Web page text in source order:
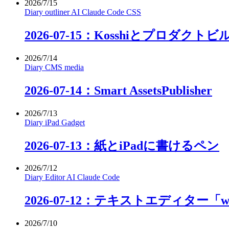
2026/7/15
Diary outlinerAI Claude Code CSS
2026-07-15：Kosshiとプロダクトビ
2026/7/14
Diary CMS media
2026-07-14：Smart AssetsPublisher
2026/7/13
Diary iPad Gadget
2026-07-13：紙とiPadに書けるペン
2026/7/12
Diary EditorAI Claude Code
2026-07-12：テキストエディター
2026/7/10